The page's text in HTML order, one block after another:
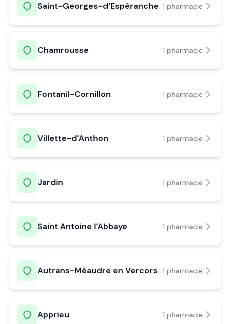
Saint-Georges-d'Espéranche 1 pharmacie
Chamrousse 1 pharmacie
Fontanil-Cornillon 1 pharmacie
Villette-d'Anthon 1 pharmacie
Jardin 1 pharmacie
Saint Antoine l'Abbaye 1 pharmacie
Autrans-Méaudre en Vercors 1 pharmacie
Apprieu 1 pharmacie